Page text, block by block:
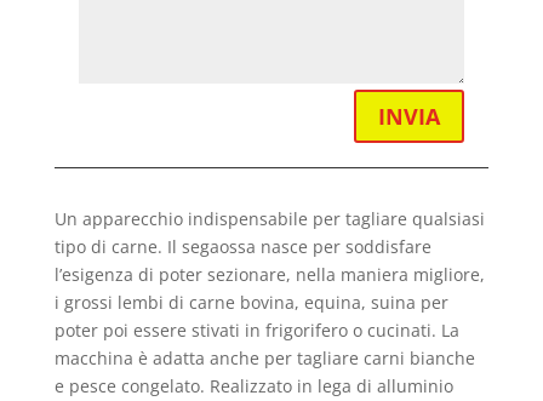
INVIA
Un apparecchio indispensabile per tagliare qualsiasi
tipo di carne. Il segaossa nasce per soddisfare
l’esigenza di poter sezionare, nella maniera migliore,
i grossi lembi di carne bovina, equina, suina per
poter poi essere stivati in frigorifero o cucinati. La
macchina è adatta anche per tagliare carni bianche
e pesce congelato. Realizzato in lega di alluminio